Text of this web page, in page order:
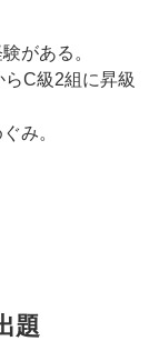
がある。
C級2組に昇級
み。
題